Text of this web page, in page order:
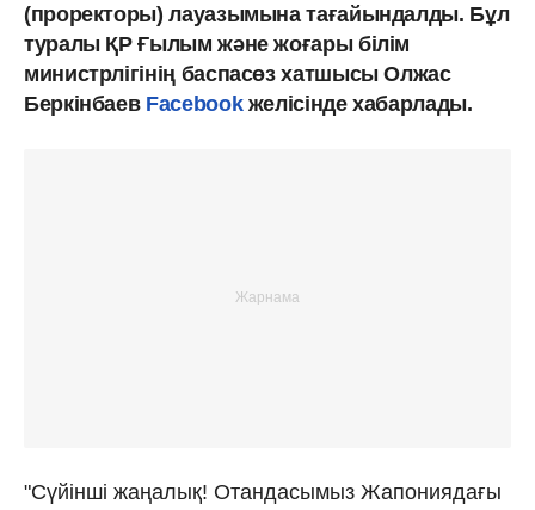
(проректоры) лауазымына тағайындалды. Бұл
туралы ҚР Ғылым және жоғары білім
министрлігінің баспасөз хатшысы Олжас
Беркінбаев Facebook желісінде хабарлады.
"Сүйінші жаңалық! Отандасымыз Жапониядағы